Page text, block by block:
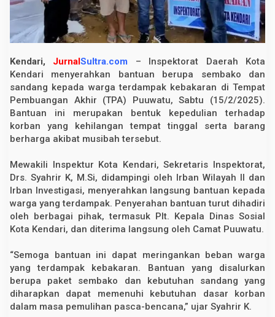
a
l
r
k
n
B
n
u
a
n
b
o
r
b
a
n
K
a
k
a
r
a
n
d
Kendari, JurnalSultra.com – Inspektorat Daerah Kota
Kendari menyerahkan bantuan berupa sembako dan
sandang kepada warga terdampak kebakaran di Tempat
Pembuangan Akhir (TPA) Puuwatu, Sabtu (15/2/2025).
Bantuan ini merupakan bentuk kepedulian terhadap
korban yang kehilangan tempat tinggal serta barang
berharga akibat musibah tersebut.
Mewakili Inspektur Kota Kendari, Sekretaris Inspektorat,
Drs. Syahrir K, M.Si, didampingi oleh Irban Wilayah II dan
Irban Investigasi, menyerahkan langsung bantuan kepada
warga yang terdampak. Penyerahan bantuan turut dihadiri
oleh berbagai pihak, termasuk Plt. Kepala Dinas Sosial
Kota Kendari, dan diterima langsung oleh Camat Puuwatu.
“Semoga bantuan ini dapat meringankan beban warga
yang terdampak kebakaran. Bantuan yang disalurkan
berupa paket sembako dan kebutuhan sandang yang
diharapkan dapat memenuhi kebutuhan dasar korban
dalam masa pemulihan pasca-bencana,” ujar Syahrir K.